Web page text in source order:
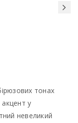
тонах
у
невеликий